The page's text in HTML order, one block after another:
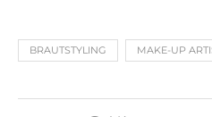
BRAUTSTYLING MAKE-UP